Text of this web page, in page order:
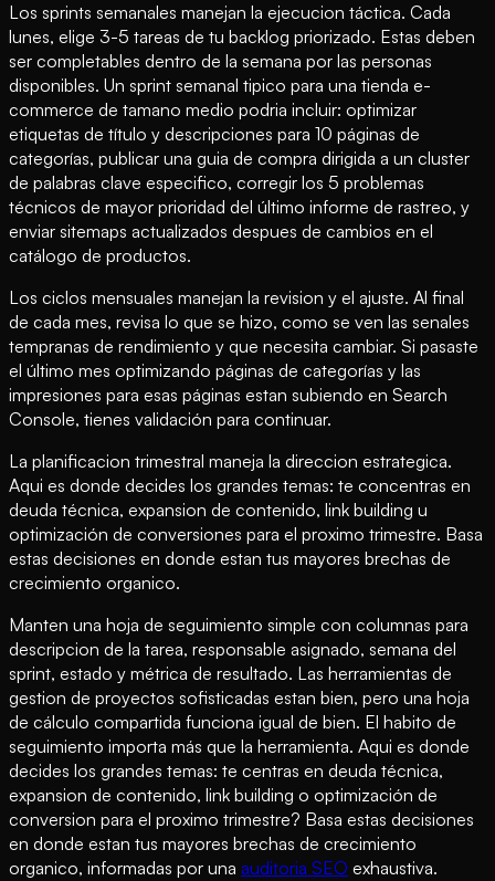
Los sprints semanales manejan la ejecucion táctica. Cada
lunes, elige 3-5 tareas de tu backlog priorizado. Estas deben
ser completables dentro de la semana por las personas
disponibles. Un sprint semanal tipico para una tienda e-
commerce de tamano medio podria incluir: optimizar
etiquetas de título y descripciones para 10 páginas de
categorías, publicar una guia de compra dirigida a un cluster
de palabras clave especifico, corregir los 5 problemas
técnicos de mayor prioridad del último informe de rastreo, y
enviar sitemaps actualizados despues de cambios en el
catálogo de productos.
Los ciclos mensuales manejan la revision y el ajuste. Al final
de cada mes, revisa lo que se hizo, como se ven las senales
tempranas de rendimiento y que necesita cambiar. Si pasaste
el último mes optimizando páginas de categorías y las
impresiones para esas páginas estan subiendo en Search
Console, tienes validación para continuar.
La planificacion trimestral maneja la direccion estrategica.
Aqui es donde decides los grandes temas: te concentras en
deuda técnica, expansion de contenido, link building u
optimización de conversiones para el proximo trimestre. Basa
estas decisiones en donde estan tus mayores brechas de
crecimiento organico.
Manten una hoja de seguimiento simple con columnas para
descripcion de la tarea, responsable asignado, semana del
sprint, estado y métrica de resultado. Las herramientas de
gestion de proyectos sofisticadas estan bien, pero una hoja
de cálculo compartida funciona igual de bien. El habito de
seguimiento importa más que la herramienta. Aqui es donde
decides los grandes temas: te centras en deuda técnica,
expansion de contenido, link building o optimización de
conversion para el proximo trimestre? Basa estas decisiones
en donde estan tus mayores brechas de crecimiento
organico, informadas por una auditoria SEO exhaustiva.